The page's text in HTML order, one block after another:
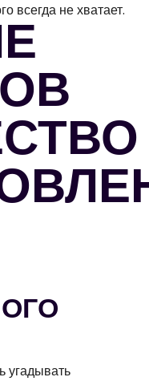
всегда не хватает.
угадывать